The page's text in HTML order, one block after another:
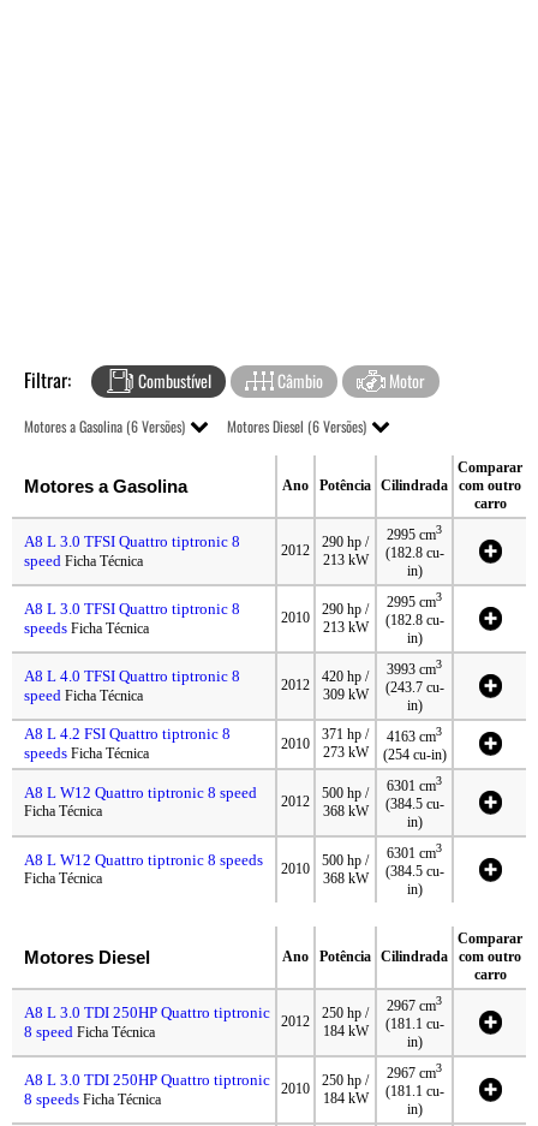
Filtrar: Combustível Câmbio Motor
Motores a Gasolina (6 Versões) Motores Diesel (6 Versões)
Motores a Gasolina Ano Potência Cilindrada
Comparar
com outro
carro
A8 L 3.0 TFSI Quattro tiptronic 8
speed Ficha Técnica
2012
290 hp /
213 kW
2995 cm3
(182.8 cu-
in)
A8 L 3.0 TFSI Quattro tiptronic 8
speeds Ficha Técnica
2010
290 hp /
213 kW
2995 cm3
(182.8 cu-
in)
A8 L 4.0 TFSI Quattro tiptronic 8
speed Ficha Técnica
2012
420 hp /
309 kW
3993 cm3
(243.7 cu-
in)
A8 L 4.2 FSI Quattro tiptronic 8
speeds Ficha Técnica
2010
371 hp /
273 kW
4163 cm3
(254 cu-in)
A8 L W12 Quattro tiptronic 8 speed
Ficha Técnica
2012
500 hp /
368 kW
6301 cm3
(384.5 cu-
in)
A8 L W12 Quattro tiptronic 8 speeds
Ficha Técnica
2010
500 hp /
368 kW
6301 cm3
(384.5 cu-
in)
Motores Diesel Ano Potência Cilindrada
Comparar
com outro
carro
A8 L 3.0 TDI 250HP Quattro tiptronic
8 speed Ficha Técnica
2012
250 hp /
184 kW
2967 cm3
(181.1 cu-
in)
A8 L 3.0 TDI 250HP Quattro tiptronic
8 speeds Ficha Técnica
2010
250 hp /
184 kW
2967 cm3
(181.1 cu-
in)